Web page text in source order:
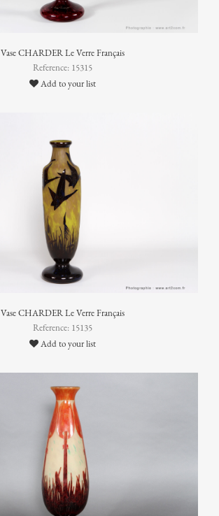
Vase CHARDER Le Verre Français
Reference: 15315
Add to your list
Vase CHARDER Le Verre Français
Reference: 15135
Add to your list